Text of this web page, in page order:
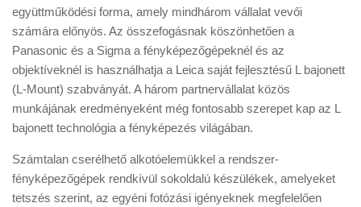
együttműködési forma, amely mindhárom vállalat vevői
számára előnyös. Az összefogásnak köszönhetően a
Panasonic és a Sigma a fényképezőgépeknél és az
objektíveknél is használhatja a Leica saját fejlesztésű L bajonett
(L-Mount) szabványát. A három partnervállalat közös
munkájának eredményeként még fontosabb szerepet kap az L
bajonett technológia a fényképezés világában.
Számtalan cserélhető alkotóelemükkel a rendszer-
fényképezőgépek rendkívül sokoldalú készülékek, amelyeket
tetszés szerint, az egyéni fotózási igényeknek megfelelően